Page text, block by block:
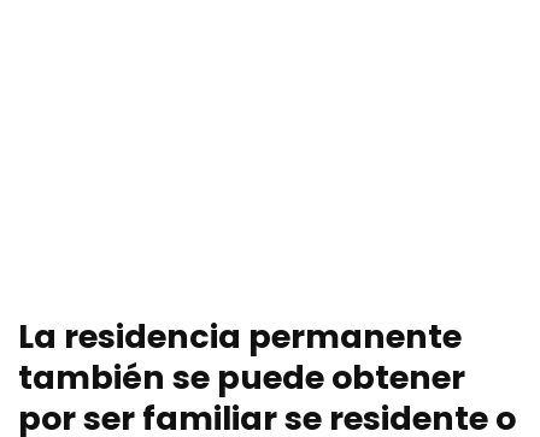
La residencia permanente
también se puede obtener
por ser familiar se residente o